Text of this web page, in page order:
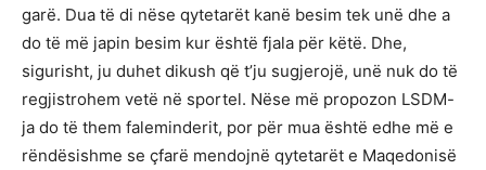
garë. Dua të di nëse qytetarët kanë besim tek unë dhe a
do të më japin besim kur është fjala për këtë. Dhe,
sigurisht, ju duhet dikush që t’ju sugjerojë, unë nuk do të
regjistrohem vetë në sportel. Nëse më propozon LSDM-
ja do të them faleminderit, por për mua është edhe më e
rëndësishme se çfarë mendojnë qytetarët e Maqedonisë